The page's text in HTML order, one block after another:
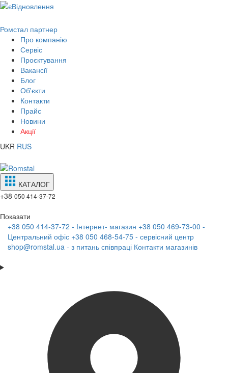
Ромстал партнер
Про компанію
Сервіс
Проєктування
Вакансії
Блог
Об'єкти
Контакти
Прайс
Новини
Акції
UKR RUS
КАТАЛОГ
+38 050 414-37-72
Показати
+38 050 414-37-72 - Інтернет- магазин +38 050 469-73-00 -
Центральний офіс +38 050 468-54-75 - сервісний центр
shop@romstal.ua - з питань співпраці Контакти магазинів